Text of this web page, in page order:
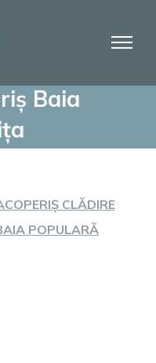
Baia
CLĂDIRE
POPULARĂ